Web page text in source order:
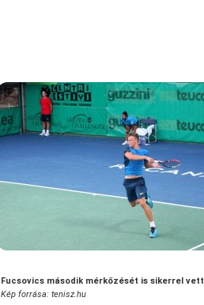
Fucsovics második mérkőzését is sikerrel
Kép forrása: tenisz.hu